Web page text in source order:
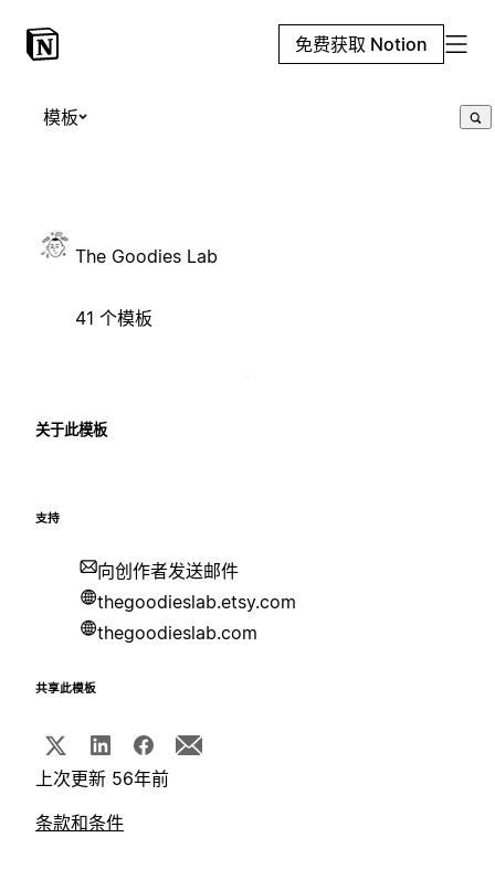
免费获取 Notion
模板
The Goodies Lab
41 个模板
关于此模板
支持
向创作者发送邮件
thegoodieslab.etsy.com
thegoodieslab.com
共享此模板
上次更新 56年前
条款和条件